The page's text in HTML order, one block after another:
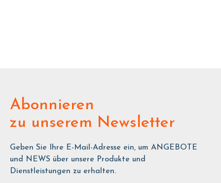
Abonnieren
zu unserem Newsletter
Geben Sie Ihre E-Mail-Adresse ein, um ANGEBOTE
und NEWS über unsere Produkte und
Dienstleistungen zu erhalten.